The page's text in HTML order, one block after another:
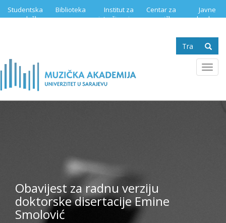
Studentska
služba
Biblioteka
Institut za
istraživanje
Centar za
muzičku
Javne
nabavke
Search
form
Obavijest za radnu verziju
doktorske disertacije Emine
Smolović